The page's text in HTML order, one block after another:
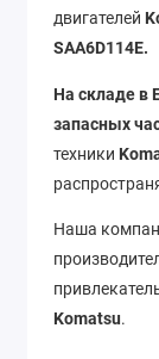
двигателей
SAA6D114E.
На складе в
запасных
техники
Наша
Komatsu.